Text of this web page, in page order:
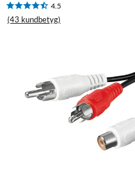
4.5
(43 kundbetyg)